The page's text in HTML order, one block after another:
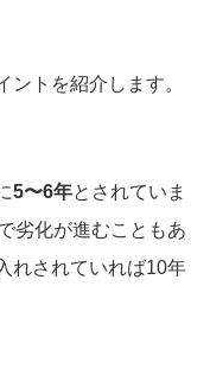
ントを紹介します。
5〜6年とされていま
劣化が進むこともあ
れされていれば10年